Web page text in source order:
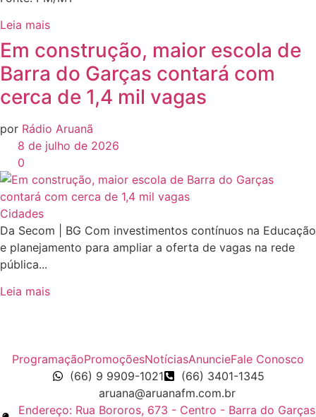
Leia mais
Em construção, maior escola de
Barra do Garças contará com
cerca de 1,4 mil vagas
por Rádio Aruanã
8 de julho de 2026
0
Cidades
Da Secom | BG Com investimentos contínuos na Educação
e planejamento para ampliar a oferta de vagas na rede
pública...
Leia mais
ProgramaçãoPromoçõesNotíciasAnuncieFale Conosco
(66) 9 9909-1021
(66) 3401-1345
aruana@aruanafm.com.br
Endereço: Rua Bororos, 673 - Centro - Barra do Garças